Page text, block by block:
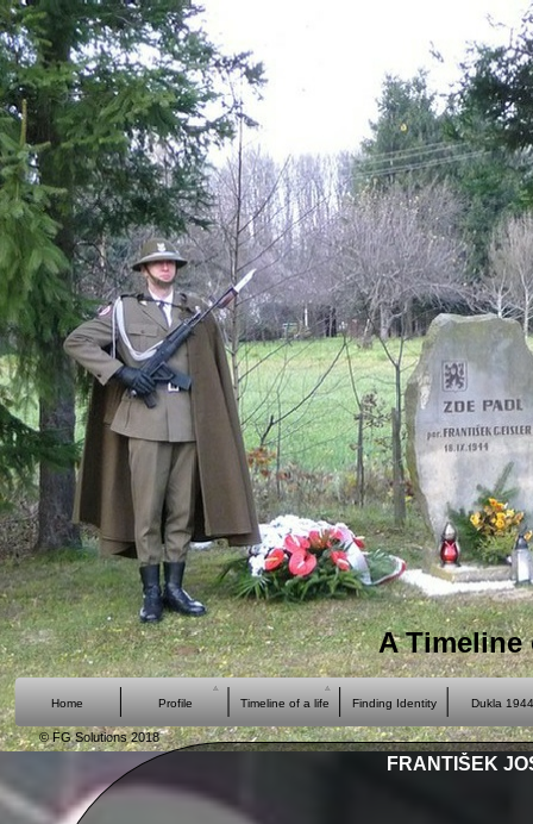
Home Profile Timeline of a life Finding Identity Dukla 1944
© FG Solutions 2018
A Timeline
FRANTIŠEK